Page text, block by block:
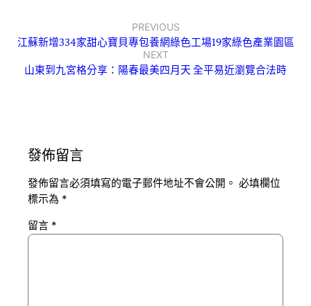
PREVIOUS
江蘇新增334家甜心寶貝專包養網綠色工場19家綠色產業園區
NEXT
山東到九宮格分享：陽春最美四月天 全平易近瀏覽合法時
發佈留言
發佈留言必須填寫的電子郵件地址不會公開。 必填欄位
標示為 *
留言 *